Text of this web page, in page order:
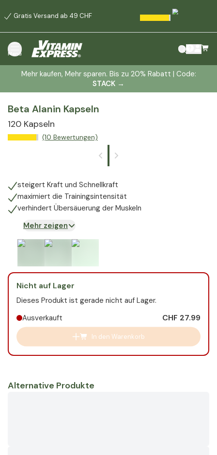
Gratis Versand ab 49 CHF
Menü
Mehr kaufen, Mehr sparen. Bis zu 20% Rabatt | Code:
STACK →
Beta Alanin Kapseln
120 Kapseln
(10 Bewertungen)
steigert Kraft und Schnellkraft
maximiert die Trainingsintensität
verhindert Übersäuerung der Muskeln
Mehr zeigen
Nicht auf Lager
Dieses Produkt ist gerade nicht auf Lager.
Ausverkauft
CHF 27.99
In den Warenkorb
Alternative Produkte